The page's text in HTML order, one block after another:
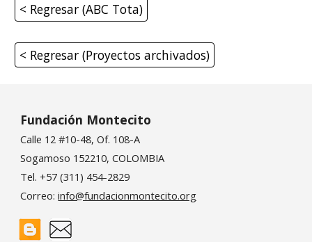
< Regresar (ABC Tota)
< Regresar (Proyectos archivados)
Fundación Montecito
Calle 12 #10-48, Of. 108-A
Sogamoso 152210, COLOMBIA
Tel. +57 (311) 454-2829
Correo:info@fundacionmontecito.org